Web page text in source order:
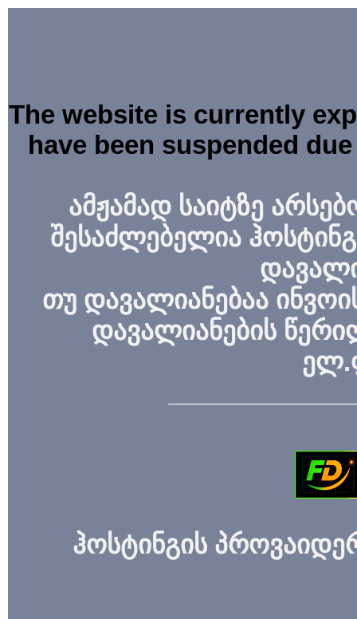
The website is currently
have been suspended
ამჟამად საიტზე
შესაძლებელია
თუ დავალიანებაა
დავალიანების
ჰოსტინგის